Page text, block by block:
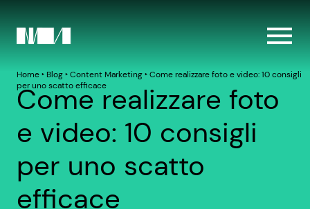
Home‣ Blog‣Content Marketing‣Come realizzare foto e video: 10 consigli
per uno scatto efficace
Come realizzare foto
e video: 10 consigli
per uno scatto
efficace